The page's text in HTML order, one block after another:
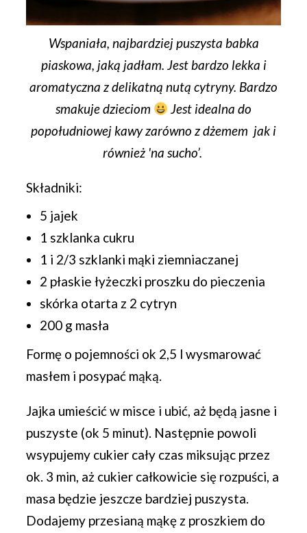
Wspaniała, najbardziej puszysta babka
piaskowa, jaką jadłam. Jest bardzo lekka i
aromatyczna z delikatną nutą cytryny. Bardzo
smakuje dzieciom
Jest idealna do
popołudniowej kawy zarówno z dżemem jak i
również 'na sucho’.
Składniki:
5 jajek
1 szklanka cukru
1 i 2/3 szklanki mąki ziemniaczanej
2 płaskie łyżeczki proszku do pieczenia
skórka otarta z 2 cytryn
200 g masła
Formę o pojemności ok 2,5 l wysmarować
masłem i posypać mąką.
Jajka umieścić w misce i ubić, aż będą jasne i
puszyste (ok 5 minut). Następnie powoli
wsypujemy cukier cały czas miksując przez
ok. 3 min, aż cukier całkowicie się rozpuści, a
masa będzie jeszcze bardziej puszysta.
Dodajemy przesianą mąkę z proszkiem do